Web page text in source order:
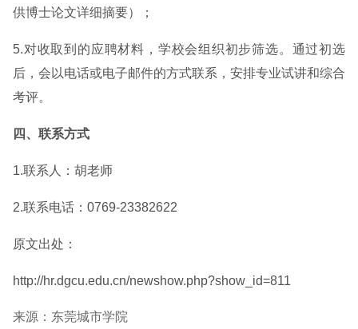
供博士论文详细摘要）；
5.对收取到的应聘材料，学校会组织初步筛选。通过初选
后，会以电话或电子邮件的方式联系，安排专业试讲和综合
考评。
四、联系方式
1.联系人：胡老师
2.联系电话：0769-23382622
原文出处：
http://hr.dgcu.edu.cn/newshow.php?show_id=811
来源：东莞城市学院